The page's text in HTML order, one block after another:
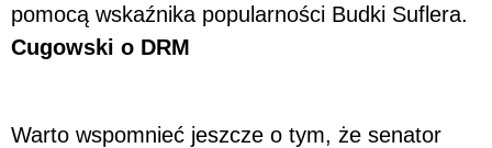
pomocą wskaźnika popularności Budki Suflera.
Cugowski o DRM
Warto wspomnieć jeszcze o tym, że senator